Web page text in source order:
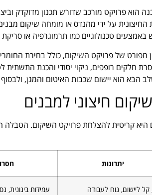
הוא פרויקט מורכב שדורש תכנון מדוקדק
על ידי מהנדס או מומחה שיקום
טכנולוגיים כמו תרמוגרפיה או
של פרויקט השיקום, כולל בחירת
רופפים, ניקוי יסודי והכנת התשתית
הבא הוא יישום שכבות האיטום והמגן,
חיצוני למבנים
קריטית להצלחת פרויקט השיקום. הטבלה
יתרונות
קל ליישום, נוח לעבודה עמידות בינונית,